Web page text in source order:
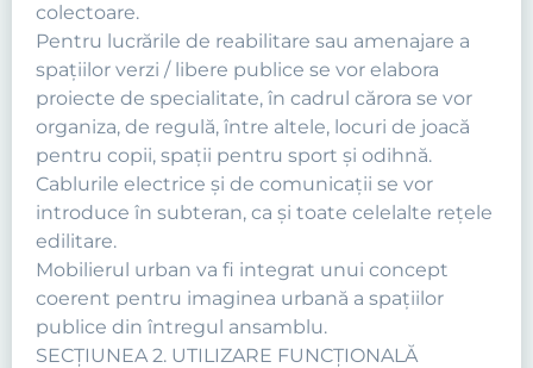
colectoare.
Pentru lucrările de reabilitare sau amenajare a
spaţiilor verzi / libere publice se vor elabora
proiecte de specialitate, în cadrul cărora se vor
organiza, de regulă, între altele, locuri de joacă
pentru copii, spaţii pentru sport şi odihnă.
Cablurile electrice şi de comunicaţii se vor
introduce în subteran, ca şi toate celelalte reţele
edilitare.
Mobilierul urban va fi integrat unui concept
coerent pentru imaginea urbană a spaţiilor
publice din întregul ansamblu.
SECŢIUNEA 2. UTILIZARE FUNCŢIONALĂ